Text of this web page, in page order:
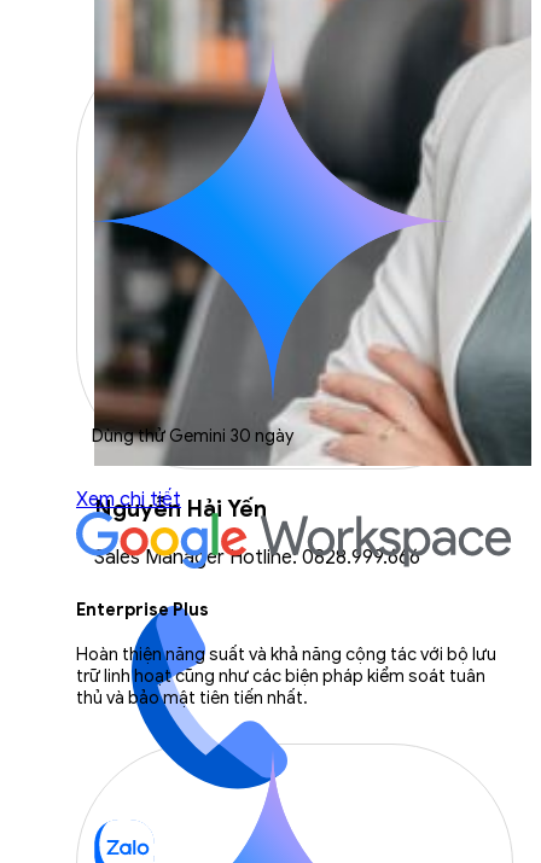
Nguyễn Hải Yến
Sales Manager Hotline: 0828.999.666
Dùng thử Gemini 30 ngày
Xem chi tiết
Enterprise Plus
Hoàn thiện năng suất và khả năng cộng tác với bộ lưu
trữ linh hoạt cũng như các biện pháp kiểm soát tuân
thủ và bảo mật tiên tiến nhất.